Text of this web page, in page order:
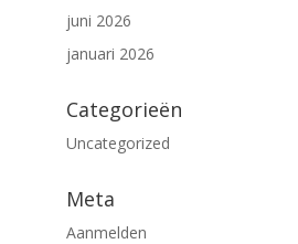
juni 2026
januari 2026
Categorieën
Uncategorized
Meta
Aanmelden